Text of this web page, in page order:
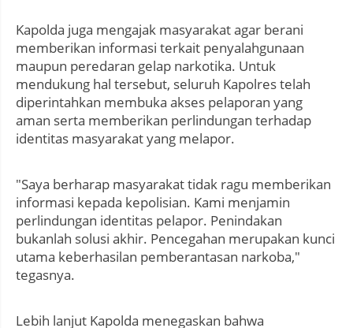
Kapolda juga mengajak masyarakat agar berani
memberikan informasi terkait penyalahgunaan
maupun peredaran gelap narkotika. Untuk
mendukung hal tersebut, seluruh Kapolres telah
diperintahkan membuka akses pelaporan yang
aman serta memberikan perlindungan terhadap
identitas masyarakat yang melapor.
"Saya berharap masyarakat tidak ragu memberikan
informasi kepada kepolisian. Kami menjamin
perlindungan identitas pelapor. Penindakan
bukanlah solusi akhir. Pencegahan merupakan kunci
utama keberhasilan pemberantasan narkoba,"
tegasnya.
Lebih lanjut Kapolda menegaskan bahwa